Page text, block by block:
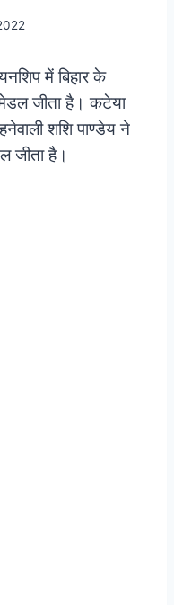
में बिहार के
जीता है। कटेया
शशि पाण्डेय ने
जीता है।